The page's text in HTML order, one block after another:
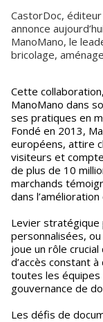
CastorDoc,
annonce
ManoMano, le
bricolage,
Cette collaboration, initiée en 2022, vise à soutenir
ManoMano dans
ses pratiques en
Fondé en 2013,
européens, attire
visiteurs et
de plus de 10
marchands
dans
Levier
personnalisées,
joue un rôle
d’accès constant
toutes les équipes
gouvernance de
Les défis de